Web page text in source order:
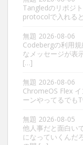
Tangledのリポジ
protocolで入れる
無題 2026-08-06
Codebergの利用
なメッセージが表
[…]
無題 2026-08-06
ChromeOS Flex
ーンやってるでも
無題 2026-08-05
他人事だと面白い
になっていくんだ